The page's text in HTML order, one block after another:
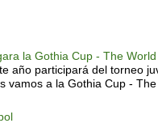
la Gothia Cup - The
año participará del torneo
vamos a la Gothia Cup -